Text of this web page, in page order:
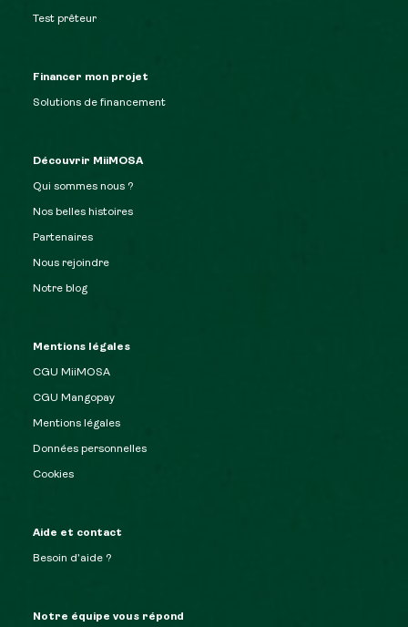
Test prêteur
Financer mon projet
Solutions de financement
Découvrir MiiMOSA
Qui sommes nous ?
Nos belles histoires
Partenaires
Nous rejoindre
Notre blog
Mentions légales
CGU MiiMOSA
CGU Mangopay
Mentions légales
Données personnelles
Cookies
Aide et contact
Besoin d’aide ?
Notre équipe vous répond